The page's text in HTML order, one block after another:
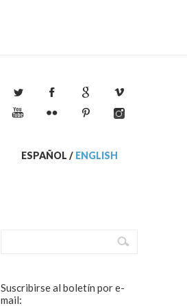
ESPAÑOL / ENGLISH
Suscribirse al boletín por e-
mail: